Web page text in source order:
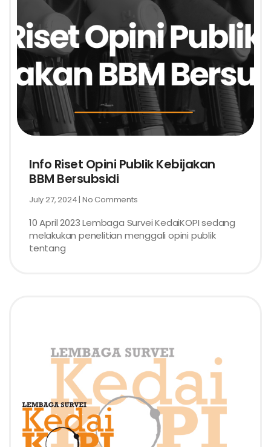
Info Riset Opini Publik Kebijakan
BBM Bersubsidi
July 27, 2024 No Comments
10 April 2023 Lembaga Survei KedaiKOPI sedang
melakukan penelitian menggali opini publik
tentang